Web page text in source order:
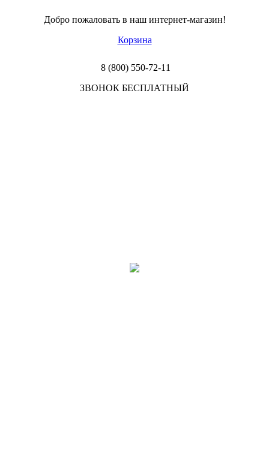
Добро пожаловать в наш интернет-магазин!
Корзина
8 (800) 550-72-11
ЗВОНОК БЕСПЛАТНЫЙ